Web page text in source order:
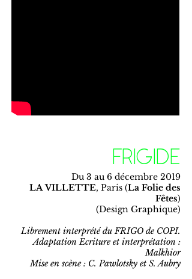
FRIGIDE
Du 3 au 6 décembre 2019
LAVILLETTE, Paris (La Folie des
Fêtes)
(Design Graphique)
Librement interprété du FRIGO de COPI.
Adaptation Ecriture et interprétation :
Malkhior
Mise en scène : C. Pawlotsky et S. Aubry